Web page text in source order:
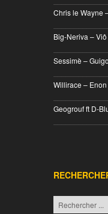
Chris le Wayne
Big-Neriva –
Sessimè – Guigo
Willirace –
Geogrouf ft D-